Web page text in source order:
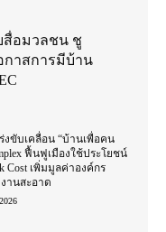
สื่อมวลชน ชู
กาสการมีบ้าน
งขับเคลื่อน “บ้านเพื่อคน
ฟื้นฟูเมืองใช้ประโยชน์
Cost เพิ่มมูลค่าองค์กร
านสะอาด